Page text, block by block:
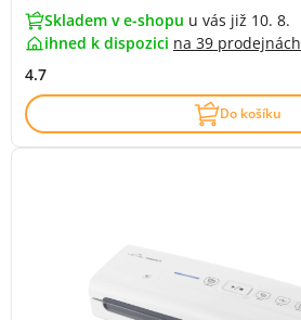
Skladem v e-shopu u vás již 10. 8.
ihned k dispozici na 39 prodejnách
4.7
Do košíku